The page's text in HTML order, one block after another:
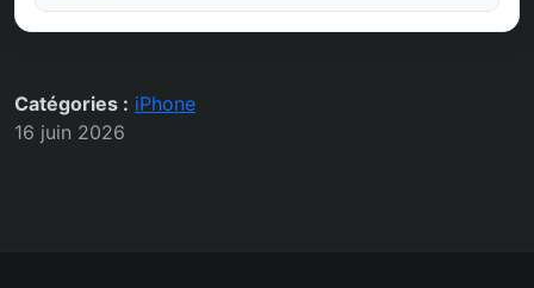
Catégories : iPhone
16 juin 2026